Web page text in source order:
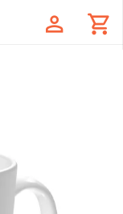
profile shopping_cart